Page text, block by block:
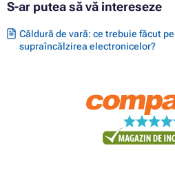
S-ar putea să vă intereseze
Căldură de vară: ce trebuie făcut
supraîncălzirea electronicelor?